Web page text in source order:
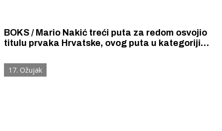
BOKS / Mario Nakić treći puta za redom osvojio
titulu prvaka Hrvatske, ovog puta u kategoriji
17. Ožujak